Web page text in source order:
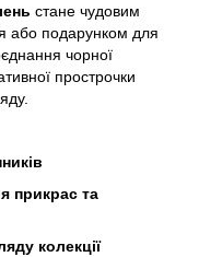
стане чудовим
або подарунком для
чорної
прострочки
прикрас та
колекції